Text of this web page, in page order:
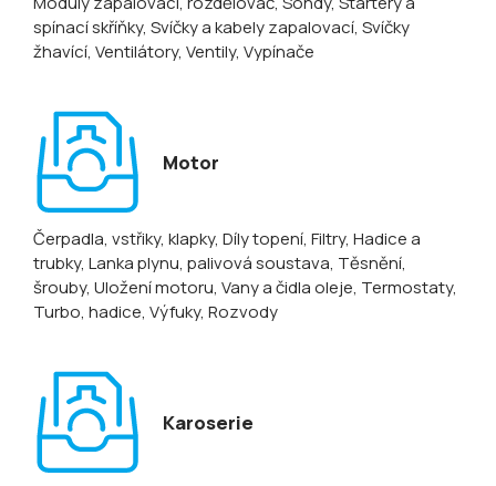
spínací skříňky, Svíčky a kabely zapalovací, Svíčky
žhavící, Ventilátory, Ventily, Vypínače
Motor
Čerpadla, vstřiky, klapky, Díly topení, Filtry, Hadice a
trubky, Lanka plynu, palivová soustava, Těsnění,
šrouby, Uložení motoru, Vany a čidla oleje, Termostaty,
Turbo, hadice, Výfuky, Rozvody
Karoserie